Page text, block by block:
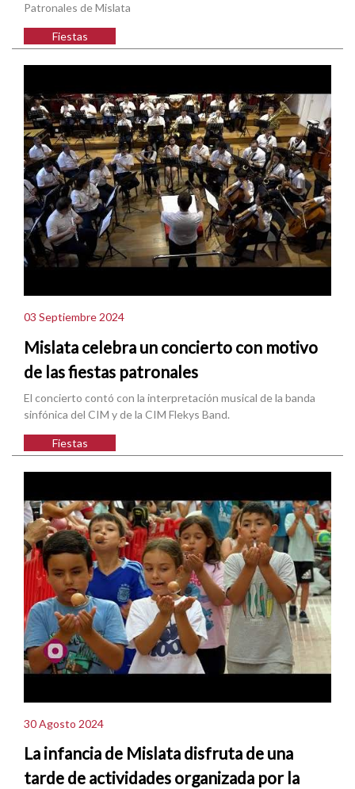
Patronales de Mislata
Fiestas
03 Septiembre 2024
Mislata celebra un concierto con motivo
de las fiestas patronales
El concierto contó con la interpretación musical de la banda
sinfónica del CIM y de la CIM Flekys Band.
Fiestas
30 Agosto 2024
La infancia de Mislata disfruta de una
tarde de actividades organizada por la